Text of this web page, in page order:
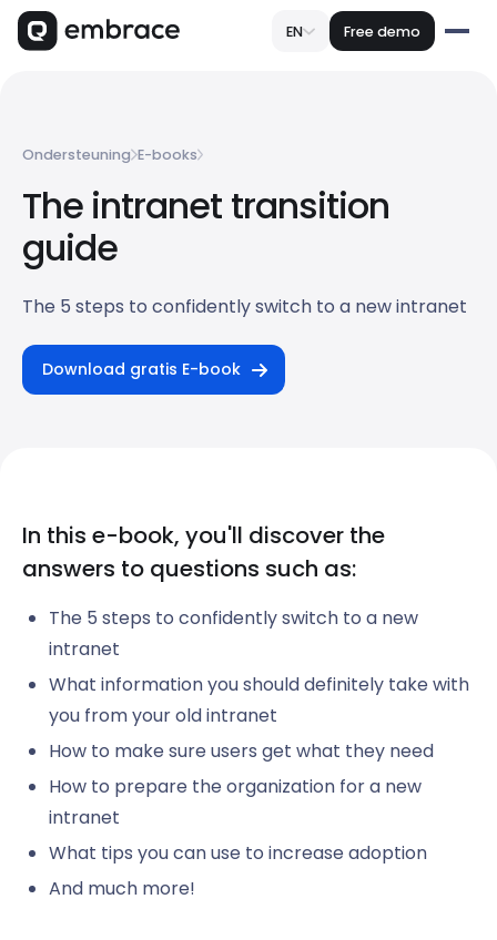
EN Free demo
Ondersteuning E-books
The intranet transition
guide
The 5 steps to confidently switch to a new intranet
Download gratis E-book
In this e-book, you'll discover the
answers to questions such as:
The 5 steps to confidently switch to a new
intranet
What information you should definitely take with
you from your old intranet
How to make sure users get what they need
How to prepare the organization for a new
intranet
What tips you can use to increase adoption
And much more!